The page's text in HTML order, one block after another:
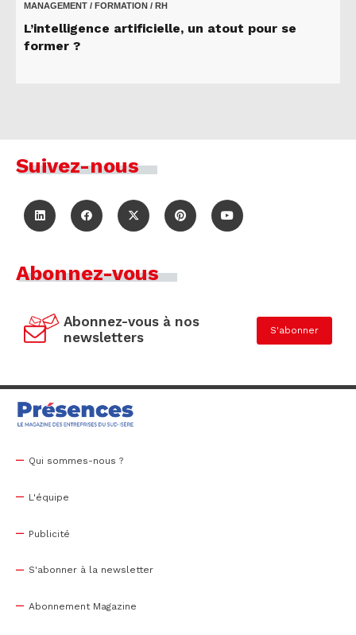
MANAGEMENT / FORMATION / RH
L’intelligence artificielle, un atout pour se
former ?
Suivez-nous
Abonnez-vous
Abonnez-vous à nos
newsletters
S'abonner
Qui sommes-nous ?
L'équipe
Publicité
S'abonner à la newsletter
Abonnement Magazine